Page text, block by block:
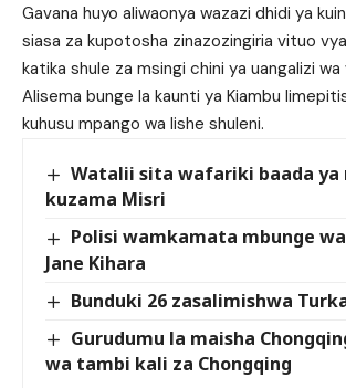
Gavana huyo aliwaonya wazazi dhidi ya
siasa za kupotosha zinazozingiria vituo
katika shule za msingi chini ya uangalizi wa
Alisema bunge la kaunti ya Kiambu
kuhusu mpango wa lishe shuleni.
Watalii sita wafariki baada ya
kuzama Misri
Polisi wamkamata mbunge
Jane Kihara
Bunduki 26 zasalimishwa
Gurudumu la maisha
wa tambi kali za Chongqing